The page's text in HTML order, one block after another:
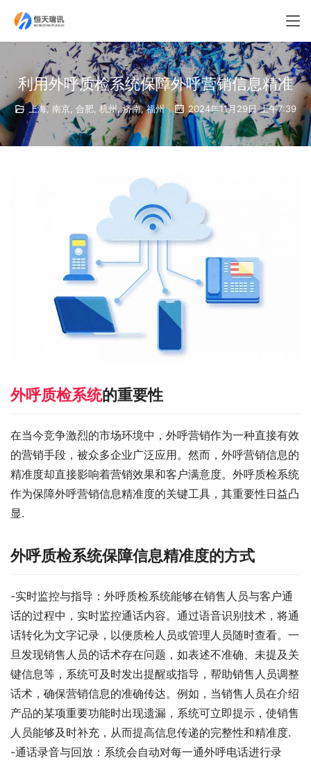
利用外呼质检系统保障外呼营销信息精准
上海, 南京 合肥 杭州,济南,福州 2024年11月29日 上午7:39
外呼质检系统的重要性
在当今竞争激烈的市场环境中，外呼营销作为一种直接有效
的营销手段，被众多企业广泛应用。然而，外呼营销信息的
精准度却直接影响着营销效果和客户满意度。外呼质检系统
作为保障外呼营销信息精准度的关键工具，其重要性日益凸
显.
外呼质检系统保障信息精准度的方式
-实时监控与指导：外呼质检系统能够在销售人员与客户通
话的过程中，实时监控通话内容。通过语音识别技术，将通
话转化为文字记录，以便质检人员或管理人员随时查看。一
旦发现销售人员的话术存在问题，如表述不准确、未提及关
键信息等，系统可及时发出提醒或指导，帮助销售人员调整
话术，确保营销信息的准确传达。例如，当销售人员在介绍
产品的某项重要功能时出现遗漏，系统可立即提示，使销售
人员能够及时补充，从而提高信息传递的完整性和精准度.
-通话录音与回放：系统会自动对每一通外呼电话进行录